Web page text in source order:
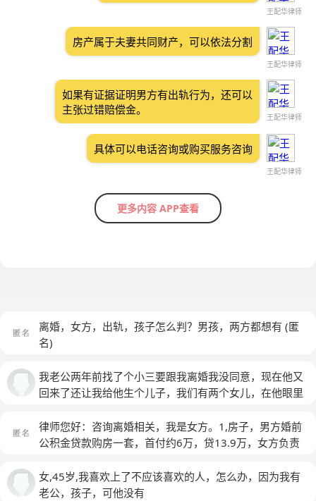
王配华律师
王配华律师
房产属于夫妻共同财产，可以依法分割
王配华律师
如果有证据证明男方有出轨行为，还可以
主张过错赔偿金。
王配华律师
具体可以电话咨询或购买服务咨询
更多内容 APP查看
离婚，女方，出轨，孩子怎么判？男孩，两方都想有 (匿
名)
我老公两年前找了个小三要跟我离婚我没同意，现在他又
回来了还让我给他生个儿子，我们有两个女儿，在他眼里
只要钱，他也是因为钱跟那女的走了，那女的说自己有二
三百万，他这次回来我想他只要好好过为了这个家怎么都
回来的，跟那女的还不断，更可气的是那女的怀念今天做
了人流手术，因为宫外孕，他说他搬回来住和那女的要保
律师您好：咨询离婚相关，我是女方。1,房子，男方婚前
公积金贷款购房一套，首付约6万，贷13.9万，女方负责
家具和部分家电卖了42.9万，把剩余的12万贷款还清
了。又用剩下的30.9万加上我们攒的钱共34万作为首
女,45岁,我喜欢上了不应该喜欢的人，怎么办，因为我有
老公，孩子，可他没有